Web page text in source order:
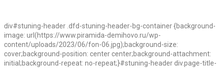
div#stuning-header .dfd-stuning-header-bg-container {background-
image: url(https://www.piramida-demihovo.ru/wp-
content/uploads/2023/06/fon-06.jpg);background-size:
cover;background-position: center center;background-attachment:
initial;background-repeat: no-repeat;}#stuning-header div.page-title-